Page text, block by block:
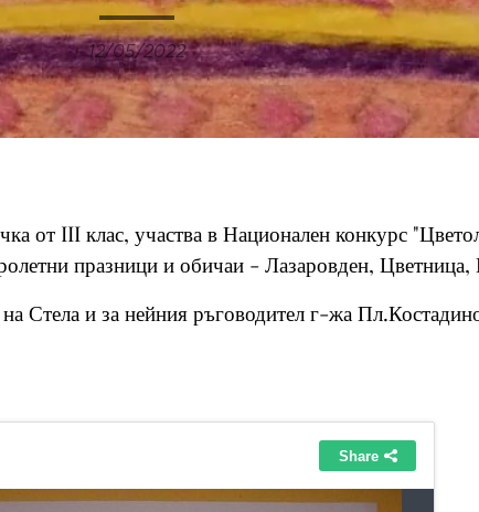
12/05/2022
от III клас, участва в Национален конкурс
празници и обичаи - Лазаровден, Цветница,
Стела и за нейния ръговодител г-жа